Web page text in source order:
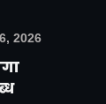
2026